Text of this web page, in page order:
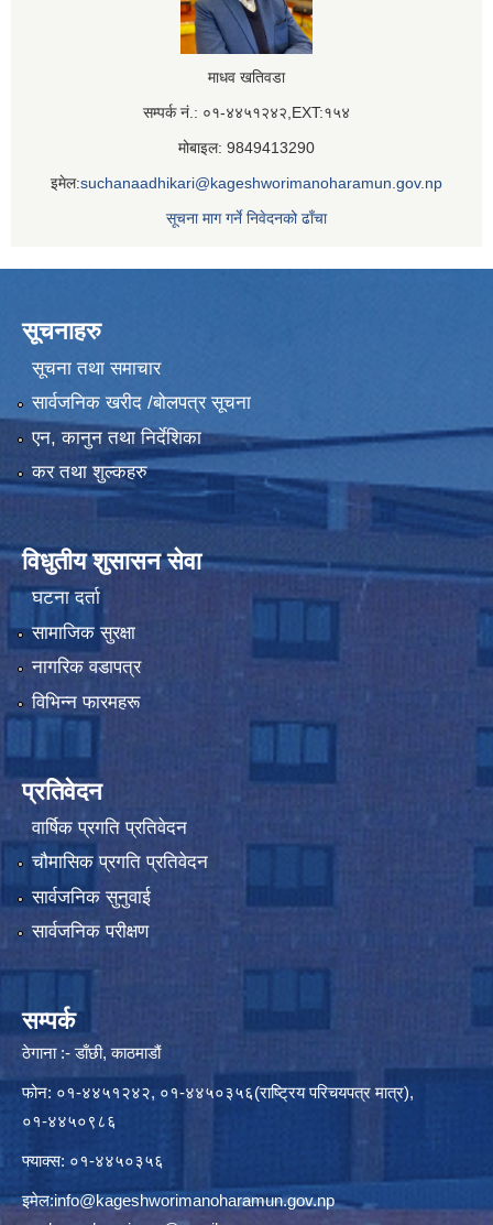
माधव खतिवडा
सम्पर्क नं.: ०१-४४५१२४२,EXT:१५४
मोबाइल: 9849413290
इमेल:suchanaadhikari@kageshworimanoharamun.gov.np
सूचना माग गर्ने निवेदनको ढाँचा
सूचनाहरु
सूचना तथा समाचार
सार्वजनिक खरीद /बोलपत्र सूचना
एन, कानुन तथा निर्देशिका
कर तथा शुल्कहरु
विधुतीय शुसासन सेवा
घटना दर्ता
सामाजिक सुरक्षा
नागरिक वडापत्र
विभिन्न फारमहरू
प्रतिवेदन
वार्षिक प्रगति प्रतिवेदन
चौमासिक प्रगति प्रतिवेदन
सार्वजनिक सुनुवाई
सार्वजनिक परीक्षण
सम्पर्क
ठेगाना :- डाँछी, काठमाडौं
फोन: ०१-४४५१२४२, ०१-४४५०३५६(राष्ट्रिय परिचयपत्र मात्र),
०१-४४५०९८६
फ्याक्स: ०१-४४५०३५६
इमेल:info@kageshworimanoharamun.gov.np